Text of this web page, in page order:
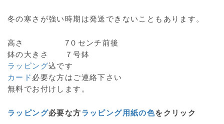
冬の寒さが強い時期は発送できないこともあります。
高さ 7０センチ前後
鉢の大きさ ７号鉢
ラッピング込です
カード 必要な方はご連絡下さい
無料でお付けします。
ラッピング必要な方ラッピング用紙の色をクリック